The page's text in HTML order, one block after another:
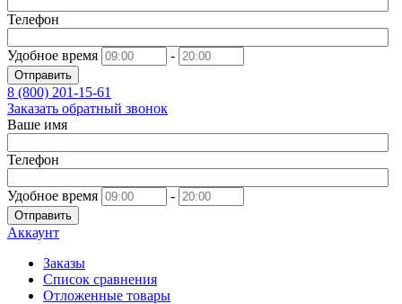
Телефон
Удобное время -
Отправить
8 (800) 201-15-61
Заказать обратный звонок
Ваше имя
Телефон
Удобное время -
Отправить
Аккаунт
Заказы
Список сравнения
Отложенные товары